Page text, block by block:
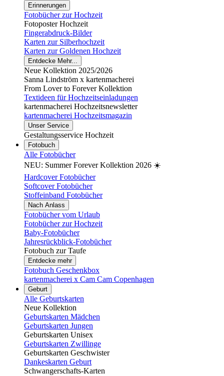
Erinnerungen
Fotobücher zur Hochzeit
Fotoposter Hochzeit
Fingerabdruck-Bilder
Karten zur Silberhochzeit
Karten zur Goldenen Hochzeit
Entdecke Mehr...
Neue Kollektion 2025/2026
Sanna Lindström x kartenmacherei
From Lover to Forever Kollektion
Textideen für Hochzeitseinladungen
kartenmacherei Hochzeitsnewsletter
kartenmacherei Hochzeitsmagazin
Unser Service
Gestaltungsservice Hochzeit
Fotobuch
Alle Fotobücher
NEU: Summer Forever Kollektion 2026 ☀️
Hardcover Fotobücher
Softcover Fotobücher
Stoffeinband Fotobücher
Nach Anlass
Fotobücher vom Urlaub
Fotobücher zur Hochzeit
Baby-Fotobücher
Jahresrückblick-Fotobücher
Fotobuch zur Taufe
Entdecke mehr
Fotobuch Geschenkbox
kartenmacherei x Cam Cam Copenhagen
Geburt
Alle Geburtskarten
Neue Kollektion
Geburtskarten Mädchen
Geburtskarten Jungen
Geburtskarten Unisex
Geburtskarten Zwillinge
Geburtskarten Geschwister
Dankeskarten Geburt
Schwangerschafts-Karten